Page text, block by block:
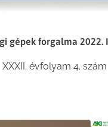
gépek forgalma 2022.
XXXII. évfolyam 4. szám